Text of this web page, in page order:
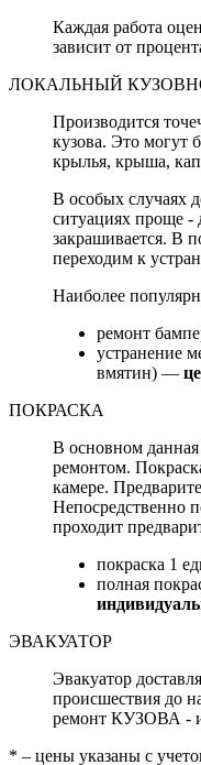
Каждая работа
зависит от
ЛОКАЛЬНЫЙ
Производится
кузова. Это могут
крылья, крыша,
В особых случаях
ситуациях проще -
закрашивается. В
переходим к
Наиболее
ремонт
устранение
вмятин) —
ПОКРАСКА
В основном данная
ремонтом.
камере.
Непосредственно
проходит
покраска 1
полная
ЭВАКУАТОР
Эвакуатор
происшествия до
ремонт КУЗОВА - и
* – цены указаны с